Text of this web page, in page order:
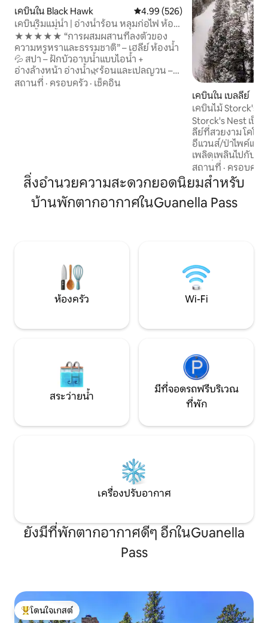
เคบินใน Black Hawk คะแนนเฉลี่ย 4.99 จาก 5, 526 รีวิว
4.99 (526)
เคบินริมแม่น้ำ | อ่างน้ำร้อน หลุมก่อไฟ ห้อง
อาบน้ำไอน้ำ
★★★★★ “การผสมผสานที่ลงตัวของ
ความหรูหราและธรรมชาติ” – เฮลีย์ ห้องน้ำ
💦 สปา – ฝักบัวอาบน้ำแบบไอน้ำ +
อ่างล้างหน้า อ่างน้ำ🌿ร้อนและเปลญวน –
แช่ริมลำห้วยหรือโยกเยกบนต้นไม้ ช่วงเย็น
adventure hub ➳ สูดลมหายใจให้ลึกเชื่อม
โยงกับสิ่งที่สำคัญอีกครั้ง ♡ แตะบันทึก -
การเข้าพักในเคบินที่น่าจดจำเริ่มต้นที่นี่
สถานที่ · ครอบครัว · เช็คอิน
เคบินใน เบลลีย์
เคบินไม้ Storck's
Storck's Nest เป็
ลีย์ที่สวยงาม โคโล
อีแวนส์/ป่าไพค์แห่ง
เพลิดเพลินไปกับเ
หิมะปั่นจักรยานเสื
แมลงวันที่ยอดเยี่
เดนเวอร์ 1 ชั่วโมงห่าง
เงียบสงบแห่งนี้มีเตี
เดี่ยวขนาดใหญ่พิ
สถานที่ · ครอบครัว
สิ่งอำนวยความสะดวกยอดนิยมสำหรับ
บ้านพักตากอากาศในGuanella Pass
ห้องครัว Wi-Fi
สระว่ายน้ำ
มีที่จอดรถฟรีบริเวณ
ที่พัก
เครื่องปรับอากาศ
ยังมีที่พักตากอากาศดีๆ อีกในGuanella
Pass
โดนใจเกสต์ที่สุด
โดนใจเกสต์